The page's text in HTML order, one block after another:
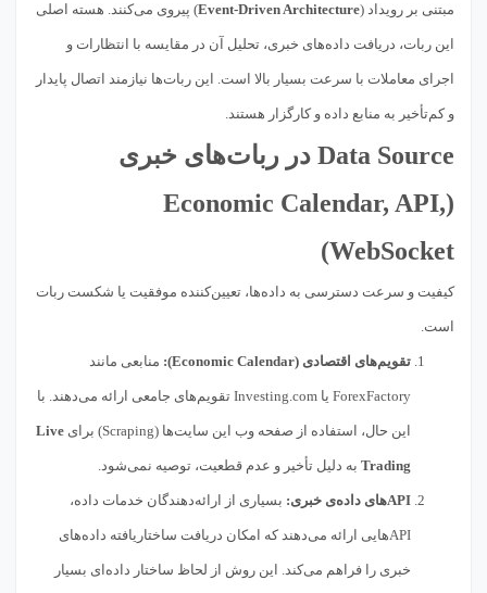
مبتنی بر رویداد (Event-Driven Architecture) پیروی می‌کنند. هسته اصلی
این ربات، دریافت داده‌های خبری، تحلیل آن در مقایسه با انتظارات و
اجرای معاملات با سرعت بسیار بالا است. این ربات‌ها نیازمند اتصال پایدار
و کم‌تأخیر به منابع داده و کارگزار هستند.
Data Source در ربات‌های خبری
(Economic Calendar, API,
WebSocket)
کیفیت و سرعت دسترسی به داده‌ها، تعیین‌کننده موفقیت یا شکست ربات
است.
تقویم‌های اقتصادی (Economic Calendar): منابعی مانند
ForexFactory یا Investing.com تقویم‌های جامعی ارائه می‌دهند. با
این حال، استفاده از صفحه وب این سایت‌ها (Scraping) برای Live
Trading به دلیل تأخیر و عدم قطعیت، توصیه نمی‌شود.
API‌های داده‌ی خبری: بسیاری از ارائه‌دهندگان خدمات داده،
API‌هایی ارائه می‌دهند که امکان دریافت ساختاریافته داده‌های
خبری را فراهم می‌کند. این روش از لحاظ ساختار داده‌ای بسیار